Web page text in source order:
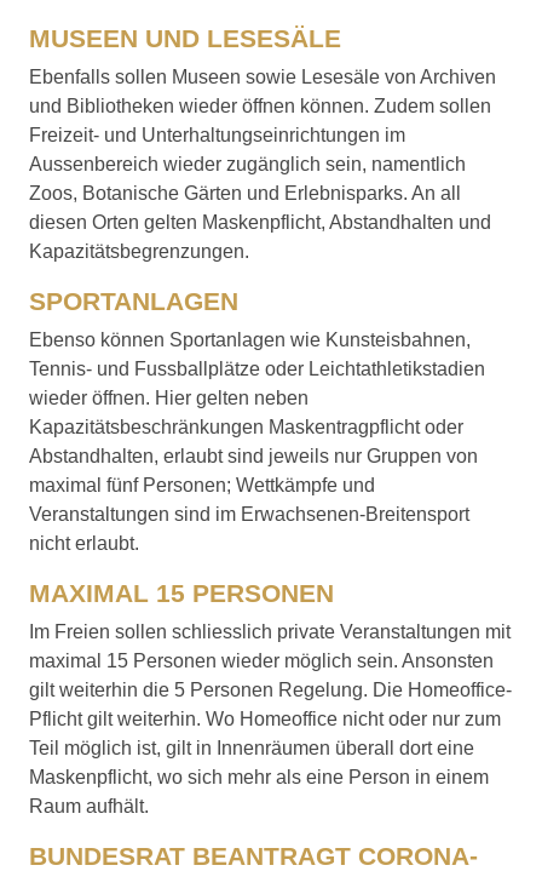
MUSEEN UND LESESÄLE
Ebenfalls sollen Museen sowie Lesesäle von Archiven
und Bibliotheken wieder öffnen können. Zudem sollen
Freizeit- und Unterhaltungseinrichtungen im
Aussenbereich wieder zugänglich sein, namentlich
Zoos, Botanische Gärten und Erlebnisparks. An all
diesen Orten gelten Maskenpflicht, Abstandhalten und
Kapazitätsbegrenzungen.
SPORTANLAGEN
Ebenso können Sportanlagen wie Kunsteisbahnen,
Tennis- und Fussballplätze oder Leichtathletikstadien
wieder öffnen. Hier gelten neben
Kapazitätsbeschränkungen Maskentragpflicht oder
Abstandhalten, erlaubt sind jeweils nur Gruppen von
maximal fünf Personen; Wettkämpfe und
Veranstaltungen sind im Erwachsenen-Breitensport
nicht erlaubt.
MAXIMAL 15 PERSONEN
Im Freien sollen schliesslich private Veranstaltungen mit
maximal 15 Personen wieder möglich sein. Ansonsten
gilt weiterhin die 5 Personen Regelung. Die Homeoffice-
Pflicht gilt weiterhin. Wo Homeoffice nicht oder nur zum
Teil möglich ist, gilt in Innenräumen überall dort eine
Maskenpflicht, wo sich mehr als eine Person in einem
Raum aufhält.
BUNDESRAT BEANTRAGT CORONA-